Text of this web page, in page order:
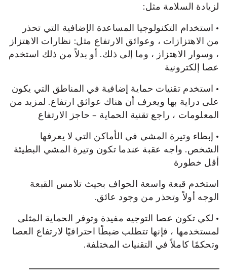
لزيادة السلامة مثل:
• استخدام التكنولوجيا المساعدة الإضافية التي تحذر
من الاهتزازات ، وعوائق الارتفاع مثل: نظارات الاهتزاز
، وسوار الاهتزاز ، وما إلى ذلك. أو بدلاً من ذلك استخدم
عصا إلكترونية
• استخدم تقنيات حماية إضافية في المناطق التي يكون
على دراية بها ويعرف أن هناك عوائق ارتفاع. لمزيد من
المعلومات ، راجع تقنية الحماية – حاجز الارتفاع
• إبطاء وتيرة المشي في الأماكن التي لا يعرفها
الشخص. واجه عقبة عندما تكون وتيرة المشي البطيئة
أقل خطورة
استخدم قبعة واسعة الحواف بحيث تلامس القبعة
الوجه أولاً وتحذر من وجود عائق.
• لكي تكون عصا التوجيه مفيدة وتوفر الحماية المثلى
لمستخدمها ، فإنها تتطلب ضبطًا احترافيًا لارتفاع العصا
وتحكمًا كاملاً في التقنيات المختلفة.